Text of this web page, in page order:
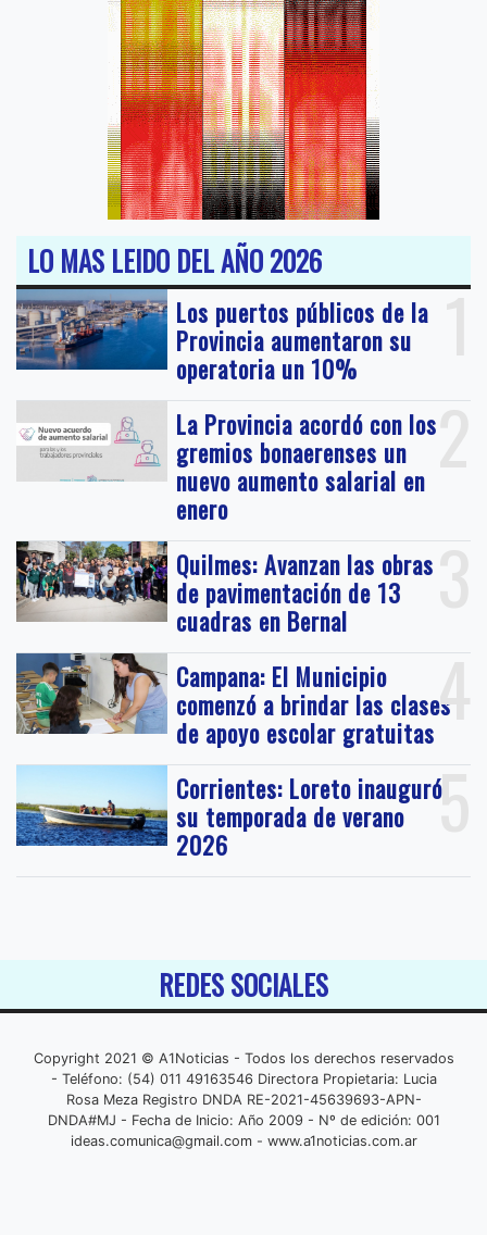
LO MAS LEIDO DEL AÑO 2026
1
Los puertos públicos de la
Provincia aumentaron su
operatoria un 10%
2
La Provincia acordó con los
gremios bonaerenses un
nuevo aumento salarial en
enero
3
Quilmes: Avanzan las obras
de pavimentación de 13
cuadras en Bernal
4
Campana: El Municipio
comenzó a brindar las clases
de apoyo escolar gratuitas
5
Corrientes: Loreto inauguró
su temporada de verano
2026
REDES SOCIALES
Copyright 2021 © A1Noticias - Todos los derechos reservados
- Teléfono: (54) 011 49163546 Directora Propietaria: Lucia
Rosa Meza Registro DNDA RE-2021-45639693-APN-
DNDA#MJ - Fecha de Inicio: Año 2009 - Nº de edición: 001
ideas.comunica@gmail.com- www.a1noticias.com.ar